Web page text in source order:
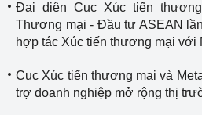
Đại diện Cục Xúc tiến
Thương mại - Đầu tư ASEAN
hợp tác Xúc tiến thương mại với
Cục Xúc tiến thương mại và
trợ doanh nghiệp mở rộng thị